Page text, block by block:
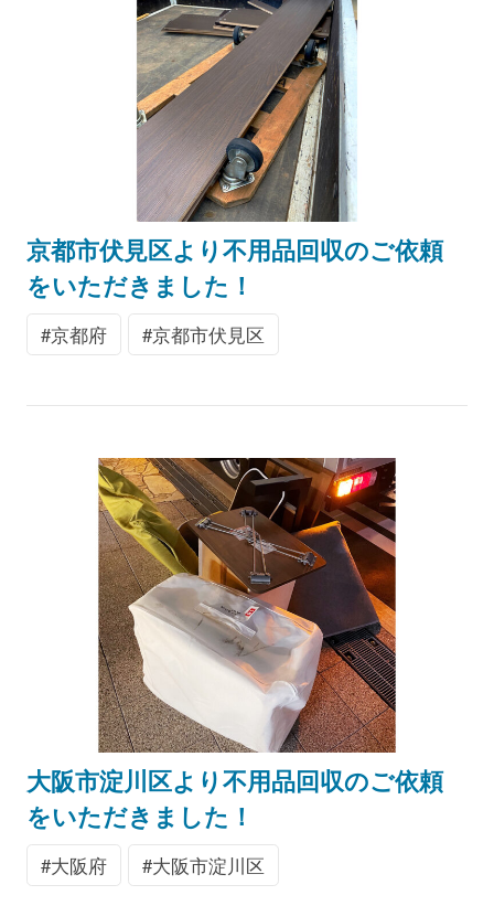
京都市伏見区より不用品回収のご依頼
をいただきました！
京都府 京都市伏見区
大阪市淀川区より不用品回収のご依頼
をいただきました！
大阪府 大阪市淀川区